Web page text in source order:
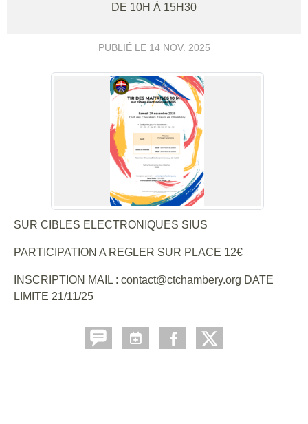
DE 10H À 15H30
PUBLIÉ LE 14 NOV. 2025
SUR CIBLES ELECTRONIQUES SIUS
PARTICIPATION A REGLER SUR PLACE 12€
INSCRIPTION MAIL : contact@ctchambery.org DATE
LIMITE 21/11/25